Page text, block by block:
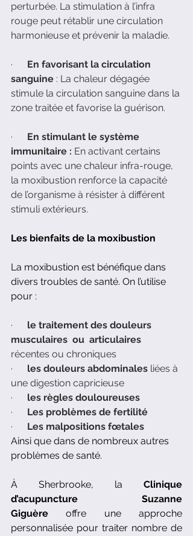
perturbée. La stimulation à l’infra
rouge peut rétablir une circulation
harmonieuse et prévenir la maladie.
· En favorisant la circulation
sanguine : La chaleur dégagée
stimule la circulation sanguine dans la
zone traitée et favorise la guérison.
· En stimulant le système
immunitaire : En activant certains
points avec une chaleur infra-rouge,
la moxibustion renforce la capacité
de l’organisme à résister à différent
stimuli extérieurs.
Les bienfaits de la moxibustion
La moxibustion est bénéfique dans
divers troubles de santé. On l’utilise
pour :
· le traitement des douleurs
musculaires  ou  articulaires
récentes ou chroniques
· les douleurs abdominales liées à
une digestion capricieuse
· les règles douloureuses
· Les problèmes de fertilité
· Les malpositions fœtales
Ainsi que dans de nombreux autres
problèmes de santé.
À Sherbrooke, la Clinique
d’acupuncture Suzanne
Giguère offre une approche
personnalisée pour traiter nombre de